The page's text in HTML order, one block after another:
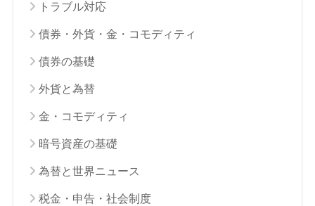
トラブル対応
債券・外貨・金・コモディティ
債券の基礎
外貨と為替
金・コモディティ
暗号資産の基礎
為替と世界ニュース
税金・申告・社会制度